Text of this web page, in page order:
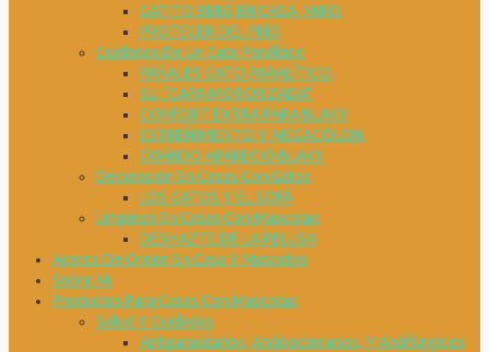
GATITO BEBÉ EN CASA. MIKO.
PROTEGER DEL FRÍO
Cuidados De Un Gato Paralítico
PAÑALES GATO PARALÍTICO.
SU “CAPA MOTORIZADA”
CONFORT EXTRA PARA BLAKY
ESTREÑIMIENTO Y MEGACÓLON.
CUANDO APARECIÓ BLAKY
Decoración En Casas Con Gatos
LOS GATOS Y EL SOFÁ
Limpieza En Casas Con Mascotas
DESHAZTE DE LA PELUSA
Acerca De Orden En Casa Y Mascotas
Sobre Mi
Productos Para Casas Con Mascotas
Salud Y Cuidados
Antiparasitarios, Antibacterianos, Y Antifúngicos